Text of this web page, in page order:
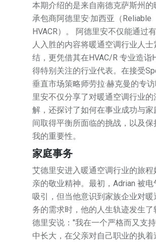
本期介绍的是来自南德克萨斯州的
承包商阿德里安·加西亚（Reliable
HVACR）。 阿德里安不仅能通过
人入胜的内容将暖通空调行业人士
结，更凭借其在HVAC/R 专业造诣
得特别关注的行业代表。在接受
垂直市场策略师劳拉·赫克曼的专
里安不仅分享了对暖通空调行业的
解，还探讨了如何在事业成功与家
间取得平衡所面临的挑战，以及保
我的重要性。
家庭事务
艾德里安进入暖通空调行业的旅程
亲的敬业精神。最初，Adrian 被
吸引，但当他意识到家族企业对暖
务的需求时，他的人生轨迹发生了
德里安说："我在一个严格而又支
中长大，在父亲对自己职业的执着